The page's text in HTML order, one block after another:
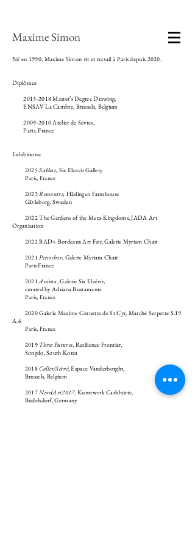
Maxime Simon
Né en 1990, Maxime Simon vit et travail à Paris depuis 2020.​
Diplômes:
2013-2018Master’s Degree Drawing,
ENSAV La Cambre, Brussels, Belgium​
2009-2010Atelier de Sèvres,
Paris, France
Exhibitions:
2025Sabbat, Six Elzevir Gallery
Paris, France
2023Rencontre, Häslingen Farmhouse
Gävleborg, Sweden
2022 The Gardens of the Meta-Kingdoms, JADA Art
Organisation
2022 BAD+ Bordeaux Art Fair, Galerie Myriam Chair
2021Petrichor, Galerie Myriam Chair
Paris France
2021Anima, Galerie Six Elzévir,
curated by Adriana Bustamante
Paris, France
2020 Galerie Maxime Cornette de St Cyr, Marché Serpette S.19
A.6
Paris, France
2019 Three Futures, Resilience Frontier,
Songdo, South Korea
2018Collet/Sérré, Espace Vanderborght,
Brussels, Belgium
2017NordArt2017, Kunstwerk Carlshütte,
Büdelsdorf, Germany